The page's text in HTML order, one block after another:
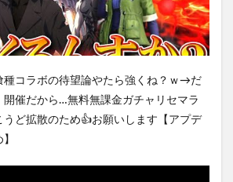
種コラボの待望論やたら強くね？ｗ→だ
開催だから…無料無課金ガチャリセマラ
うど拡散のため👍お願いします【アプデ